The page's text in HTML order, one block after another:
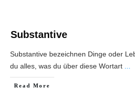
Substantive
Substantive bezeichnen Dinge oder
du alles, was du über diese Wortart
Read More